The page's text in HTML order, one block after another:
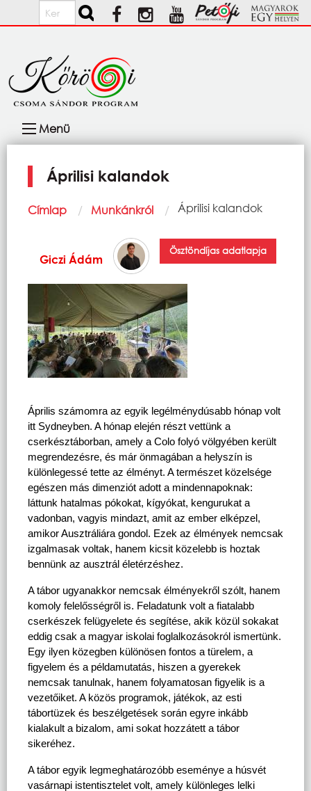
Ugrás a tartalomra
Keresés
navigáció
Menü
Áprilisi kalandok
Morzsa
Címlap Munkánkról Current:
Áprilisi kalandok
Giczi Ádám
Ösztöndíjas adatlapja
Április számomra az egyik legélménydúsabb hónap volt
itt Sydneyben. A hónap elején részt vettünk a
cserkésztáborban, amely a Colo folyó völgyében került
megrendezésre, és már önmagában a helyszín is
különlegessé tette az élményt. A természet közelsége
egészen más dimenziót adott a mindennapoknak:
láttunk hatalmas pókokat, kígyókat, kengurukat a
vadonban, vagyis mindazt, amit az ember elképzel,
amikor Ausztráliára gondol. Ezek az élmények nemcsak
izgalmasak voltak, hanem kicsit közelebb is hoztak
bennünk az ausztrál életérzéshez.
A tábor ugyanakkor nemcsak élményekről szólt, hanem
komoly felelősségről is. Feladatunk volt a fiatalabb
cserkészek felügyelete és segítése, akik közül sokakat
eddig csak a magyar iskolai foglalkozásokról ismertünk.
Egy ilyen közegben különösen fontos a türelem, a
figyelem és a példamutatás, hiszen a gyerekek
nemcsak tanulnak, hanem folyamatosan figyelik is a
vezetőiket. A közös programok, játékok, az esti
tábortüzek és beszélgetések során egyre inkább
kialakult a bizalom, ami sokat hozzátett a tábor
sikeréhez.
A tábor egyik legmeghatározóbb eseménye a húsvét
vasárnapi istentisztelet volt, amely különleges lelki